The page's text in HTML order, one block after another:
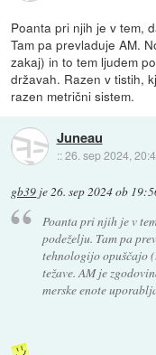
Poanta pri njih je v tem,
Tam pa prevladuje AM.
zakaj) in to tem ljudem
državah. Razen v tistih,
razen metrični sistem.
Juneau
::26. sep 2024,
gb39 je 26. sep 2024 ob
Poanta pri njih je v
podeželju. Tam pa
tehnologijo opuščajo
težave. AM je
merske enote